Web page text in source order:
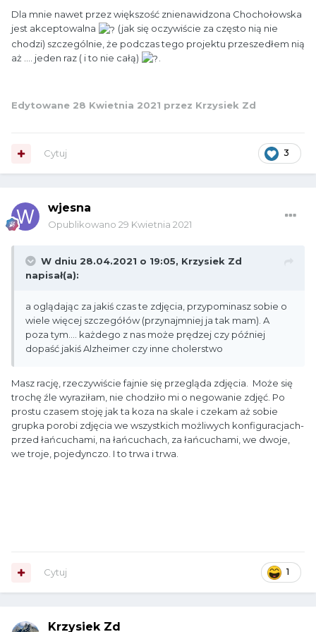
Dla mnie nawet przez większość znienawidzona Chochołowska
jest akceptowalna
(jak się oczywiście za często nią nie
chodzi) szczególnie, że podczas tego projektu przeszedłem nią
aż .... jeden raz ( i to nie całą)
Edytowane 28 Kwietnia 2021 przez Krzysiek Zd
3
Cytuj
wjesna
Opublikowano 29 Kwietnia 2021
W dniu 28.04.2021 o 19:05, Krzysiek Zd
napisał(a):
a oglądając za jakiś czas te zdjęcia, przypominasz sobie o
wiele więcej szczegółów (przynajmniej ja tak mam). A
poza tym.... każdego z nas może prędzej czy później
dopaść jakiś Alzheimer czy inne cholerstwo
Masz rację, rzeczywiście fajnie się przegląda zdjęcia. Może się
trochę źle wyraziłam, nie chodziło mi o negowanie zdjęć. Po
prostu czasem stoję jak ta koza na skale i czekam aż sobie
grupka porobi zdjęcia we wszystkich możliwych konfiguracjach-
przed łańcuchami, na łańcuchach, za łańcuchami, we dwoje,
we troje, pojedynczo. I to trwa i trwa.
1
Cytuj
Krzysiek Zd